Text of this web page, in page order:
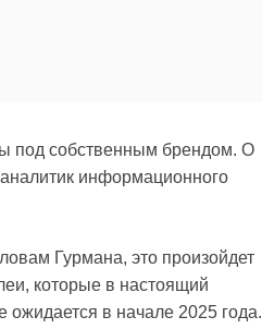
под собственным брендом. О
информационного
Гурмана, это произойдет
которые в настоящий
ожидается в начале 2025 года.